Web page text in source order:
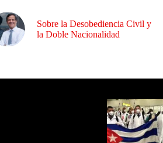
Sobre la Desobediencia Civil y
la Doble Nacionalidad